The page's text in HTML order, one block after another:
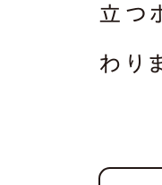
立つ
わり